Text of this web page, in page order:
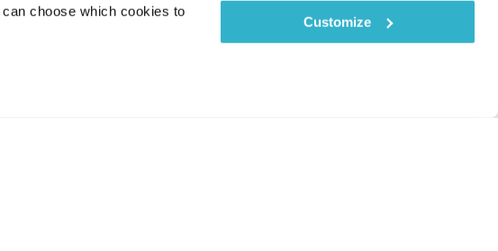
choose which cookies to
Customize